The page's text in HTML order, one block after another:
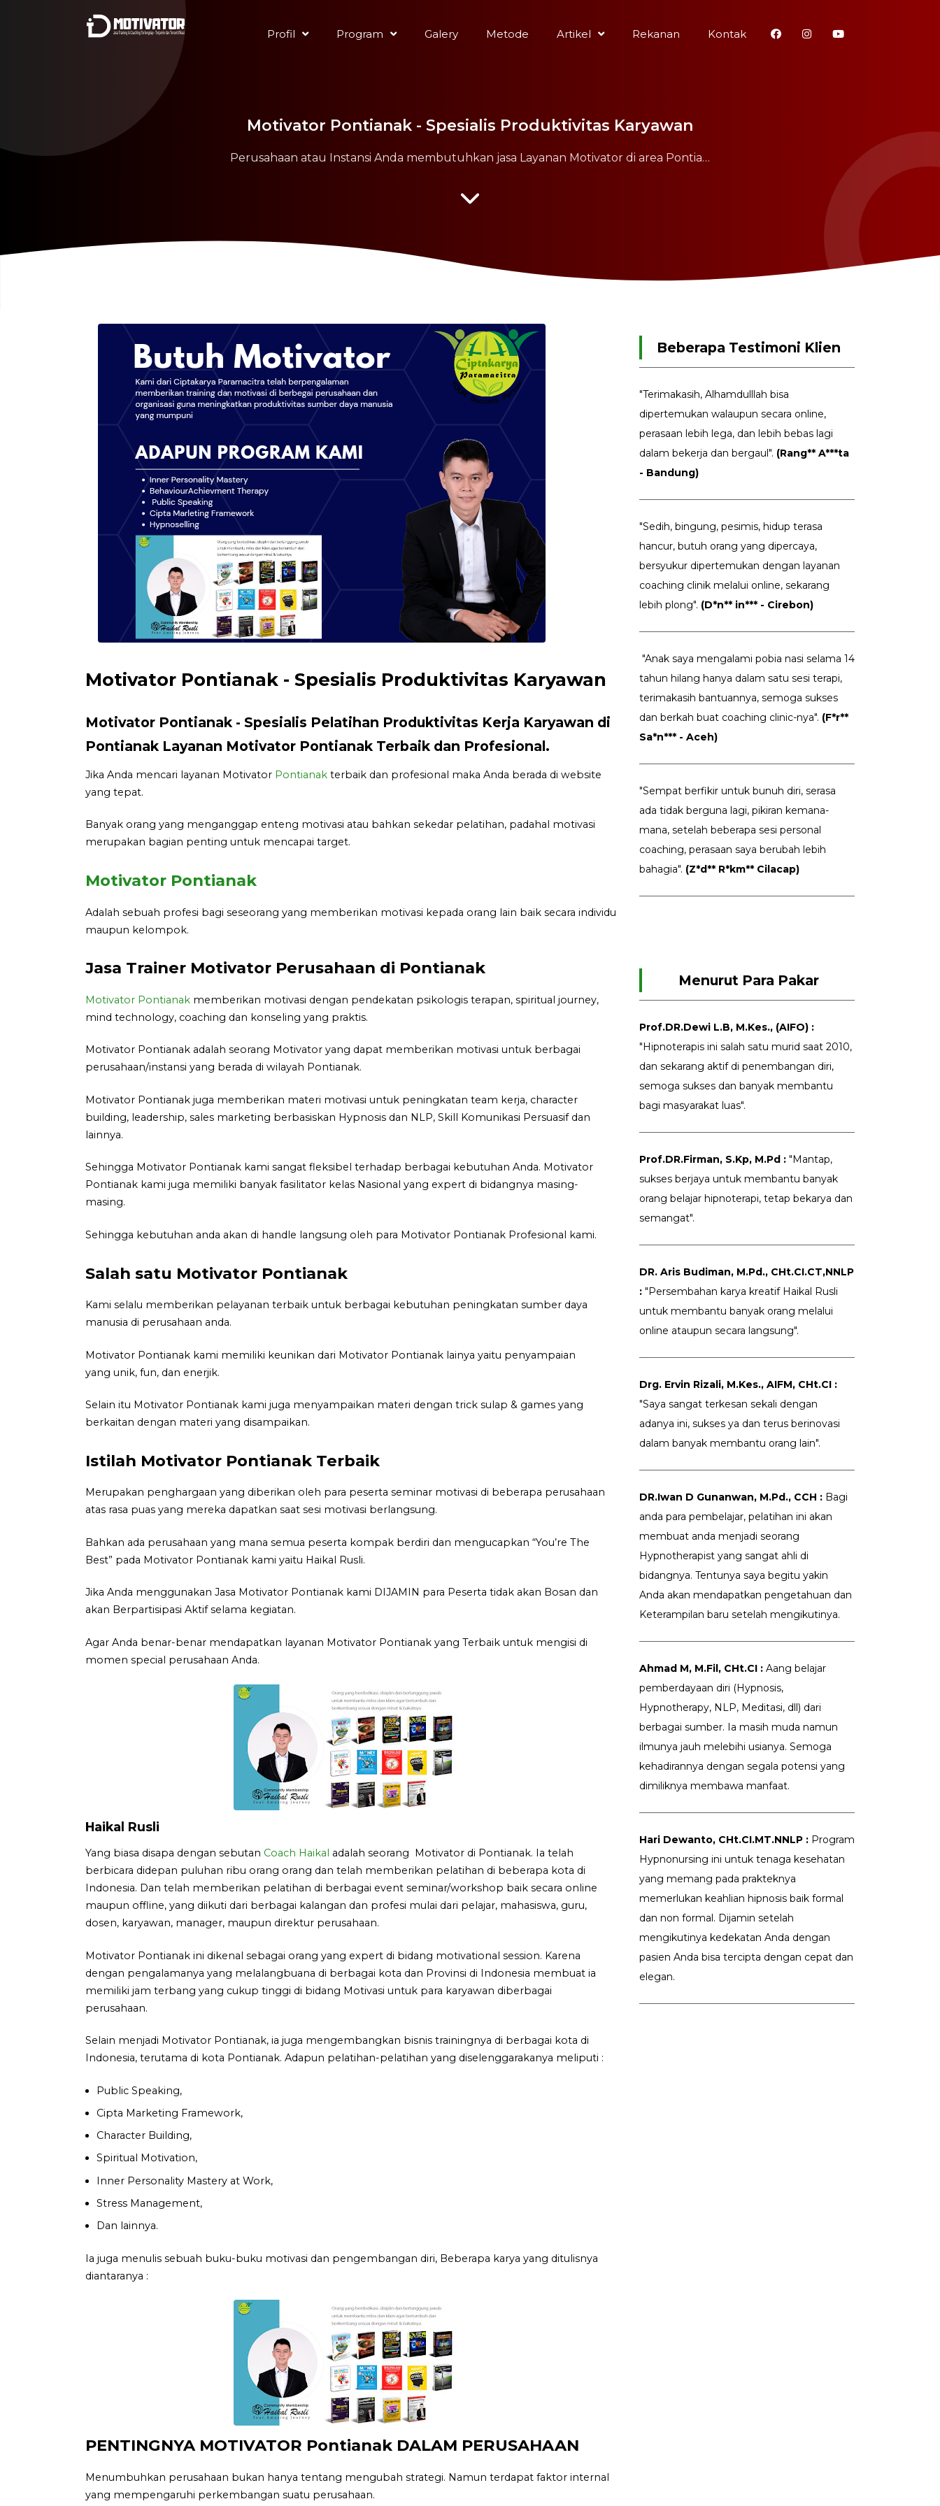
Profil Program Galery Metode Artikel Rekanan Kontak
Motivator Pontianak - Spesialis Produktivitas Karyawan
Perusahaan atau Instansi Anda membutuhkan jasa Layanan Motivator di area Pontia…
Motivator Pontianak - Spesialis Produktivitas Karyawan
Motivator Pontianak - Spesialis Pelatihan Produktivitas Kerja Karyawan di
Pontianak Layanan Motivator Pontianak Terbaik dan Profesional.
Jika Anda mencari layanan Motivator Pontianak terbaik dan profesional maka Anda berada di website
yang tepat.
Banyak orang yang menganggap enteng motivasi atau bahkan sekedar pelatihan, padahal motivasi
merupakan bagian penting untuk mencapai target.
Motivator Pontianak
Adalah sebuah profesi bagi seseorang yang memberikan motivasi kepada orang lain baik secara individu
maupun kelompok.
Jasa Trainer Motivator Perusahaan di Pontianak
Motivator Pontianak memberikan motivasi dengan pendekatan psikologis terapan, spiritual journey,
mind technology, coaching dan konseling yang praktis.
Motivator Pontianak adalah seorang Motivator yang dapat memberikan motivasi untuk berbagai
perusahaan/instansi yang berada di wilayah Pontianak.
Motivator Pontianak juga memberikan materi motivasi untuk peningkatan team kerja, character
building, leadership, sales marketing berbasiskan Hypnosis dan NLP, Skill Komunikasi Persuasif dan
lainnya.
Sehingga Motivator Pontianak kami sangat fleksibel terhadap berbagai kebutuhan Anda. Motivator
Pontianak kami juga memiliki banyak fasilitator kelas Nasional yang expert di bidangnya masing-
masing.
Sehingga kebutuhan anda akan di handle langsung oleh para Motivator Pontianak Profesional kami.
Salah satu Motivator Pontianak
Kami selalu memberikan pelayanan terbaik untuk berbagai kebutuhan peningkatan sumber daya
manusia di perusahaan anda.
Motivator Pontianak kami memiliki keunikan dari Motivator Pontianak lainya yaitu penyampaian
yang unik, fun, dan enerjik.
Selain itu Motivator Pontianak kami juga menyampaikan materi dengan trick sulap & games yang
berkaitan dengan materi yang disampaikan.
Istilah Motivator Pontianak Terbaik
Merupakan penghargaan yang diberikan oleh para peserta seminar motivasi di beberapa perusahaan
atas rasa puas yang mereka dapatkan saat sesi motivasi berlangsung.
Bahkan ada perusahaan yang mana semua peserta kompak berdiri dan mengucapkan “You’re The
Best” pada Motivator Pontianak kami yaitu Haikal Rusli.
Jika Anda menggunakan Jasa Motivator Pontianak kami DIJAMIN para Peserta tidak akan Bosan dan
akan Berpartisipasi Aktif selama kegiatan.
Agar Anda benar-benar mendapatkan layanan Motivator Pontianak yang Terbaik untuk mengisi di
momen special perusahaan Anda.
Haikal Rusli
Yang biasa disapa dengan sebutan Coach Haikal adalah seorang Motivator di Pontianak. Ia telah
berbicara didepan puluhan ribu orang orang dan telah memberikan pelatihan di beberapa kota di
Indonesia. Dan telah memberikan pelatihan di berbagai event seminar/workshop baik secara online
maupun offline, yang diikuti dari berbagai kalangan dan profesi mulai dari pelajar, mahasiswa, guru,
dosen, karyawan, manager, maupun direktur perusahaan.
Motivator Pontianak ini dikenal sebagai orang yang expert di bidang motivational session. Karena
dengan pengalamanya yang melalangbuana di berbagai kota dan Provinsi di Indonesia membuat ia
memiliki jam terbang yang cukup tinggi di bidang Motivasi untuk para karyawan diberbagai
perusahaan.
Selain menjadi Motivator Pontianak, ia juga mengembangkan bisnis trainingnya di berbagai kota di
Indonesia, terutama di kota Pontianak. Adapun pelatihan-pelatihan yang diselenggarakanya meliputi :
Public Speaking,
Cipta Marketing Framework,
Character Building,
Spiritual Motivation,
Inner Personality Mastery at Work,
Stress Management,
Dan lainnya.
Ia juga menulis sebuah buku-buku motivasi dan pengembangan diri, Beberapa karya yang ditulisnya
diantaranya :
PENTINGNYA MOTIVATOR Pontianak DALAM PERUSAHAAN
Menumbuhkan perusahaan bukan hanya tentang mengubah strategi. Namun terdapat faktor internal
yang mempengaruhi perkembangan suatu perusahaan.
Beberapa Testimoni Klien
"Terimakasih, Alhamdulllah bisa
dipertemukan walaupun secara online,
perasaan lebih lega, dan lebih bebas lagi
dalam bekerja dan bergaul". (Rang** A***ta
- Bandung)
"Sedih, bingung, pesimis, hidup terasa
hancur, butuh orang yang dipercaya,
bersyukur dipertemukan dengan layanan
coaching clinik melalui online, sekarang
lebih plong". (D*n** in*** - Cirebon)
"Anak saya mengalami pobia nasi selama 14
tahun hilang hanya dalam satu sesi terapi,
terimakasih bantuannya, semoga sukses
dan berkah buat coaching clinic-nya". (F*r**
Sa*n*** - Aceh)
"Sempat berfikir untuk bunuh diri, serasa
ada tidak berguna lagi, pikiran kemana-
mana, setelah beberapa sesi personal
coaching, perasaan saya berubah lebih
bahagia". (Z*d** R*km** Cilacap)
Menurut Para Pakar
Prof.DR.Dewi L.B, M.Kes., (AIFO) :
"Hipnoterapis ini salah satu murid saat 2010,
dan sekarang aktif di penembangan diri,
semoga sukses dan banyak membantu
bagi masyarakat luas".
Prof.DR.Firman, S.Kp, M.Pd : "Mantap,
sukses berjaya untuk membantu banyak
orang belajar hipnoterapi, tetap bekarya dan
semangat".
DR. Aris Budiman, M.Pd., CHt.CI.CT,NNLP
: "Persembahan karya kreatif Haikal Rusli
untuk membantu banyak orang melalui
online ataupun secara langsung".
Drg. Ervin Rizali, M.Kes., AIFM, CHt.CI :
"Saya sangat terkesan sekali dengan
adanya ini, sukses ya dan terus berinovasi
dalam banyak membantu orang lain".
DR.Iwan D Gunanwan, M.Pd., CCH : Bagi
anda para pembelajar, pelatihan ini akan
membuat anda menjadi seorang
Hypnotherapist yang sangat ahli di
bidangnya. Tentunya saya begitu yakin
Anda akan mendapatkan pengetahuan dan
Keterampilan baru setelah mengikutinya.
Ahmad M, M.Fil, CHt.CI : Aang belajar
pemberdayaan diri (Hypnosis,
Hypnotherapy, NLP, Meditasi, dll) dari
berbagai sumber. Ia masih muda namun
ilmunya jauh melebihi usianya. Semoga
kehadirannya dengan segala potensi yang
dimiliknya membawa manfaat.
Hari Dewanto, CHt.CI.MT.NNLP : Program
Hypnonursing ini untuk tenaga kesehatan
yang memang pada prakteknya
memerlukan keahlian hipnosis baik formal
dan non formal. Dijamin setelah
mengikutinya kedekatan Anda dengan
pasien Anda bisa tercipta dengan cepat dan
elegan.